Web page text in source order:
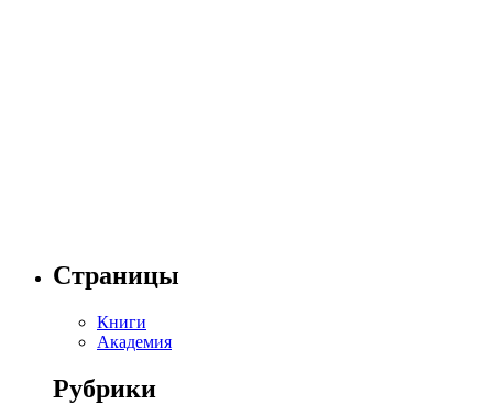
Страницы
Книги
Академия
Рубрики